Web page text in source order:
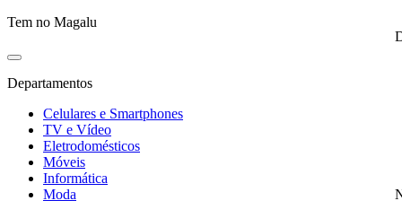
Tem no Magalu
Departamentos
Celulares e Smartphones
TV e Vídeo
Eletrodomésticos
Móveis
Informática
Moda